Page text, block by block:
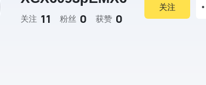
关注 11 粉丝 0 获赞 0
关注